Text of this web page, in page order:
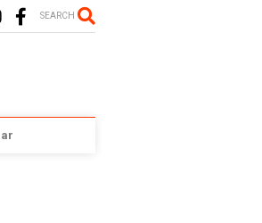
SEARCH